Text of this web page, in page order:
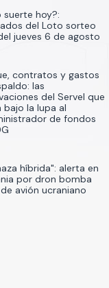
suerte hoy?:
del Loto sorteo
jueves 6 de agosto
contratos y gastos
las
del Servel que
bajo la lupa al
de fondos
híbrida": alerta en
por dron bomba
avión ucraniano